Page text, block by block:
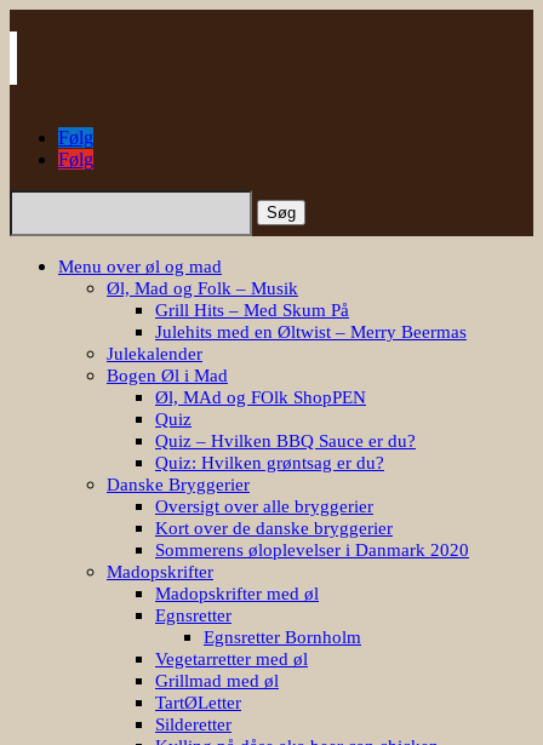
Følg
Følg
Søg
Menu over øl og mad
Øl, Mad og Folk – Musik
Grill Hits – Med Skum På
Julehits med en Øltwist – Merry Beermas
Julekalender
Bogen Øl i Mad
Øl, MAd og FOlk ShopPEN
Quiz
Quiz – Hvilken BBQ Sauce er du?
Quiz: Hvilken grøntsag er du?
Danske Bryggerier
Oversigt over alle bryggerier
Kort over de danske bryggerier
Sommerens øloplevelser i Danmark 2020
Madopskrifter
Madopskrifter med øl
Egnsretter
Egnsretter Bornholm
Vegetarretter med øl
Grillmad med øl
TartØLetter
Silderetter